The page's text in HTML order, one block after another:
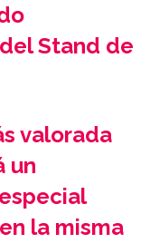
Stand de
valorada
un
la misma